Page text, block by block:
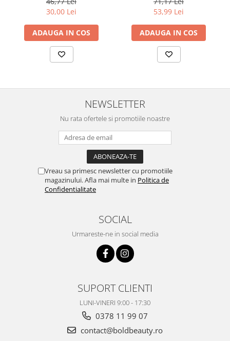
30,00 Lei
ADAUGA IN COS
53,99 Lei
ADAUGA IN COS
NEWSLETTER
Nu rata ofertele si promotiile noastre
Vreau sa primesc newsletter cu promotiile
magazinului. Afla mai multe in Politica de
Confidentialitate
SOCIAL
Urmareste-ne in social media
SUPORT CLIENTI
LUNI-VINERI 9:00 - 17:30
0378 11 99 07
contact@boldbeauty.ro